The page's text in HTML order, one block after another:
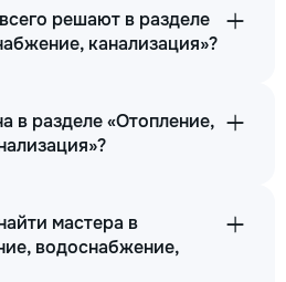
решают в разделе
канализация»?
в разделе «Отопление,
мастера в
водоснабжение,